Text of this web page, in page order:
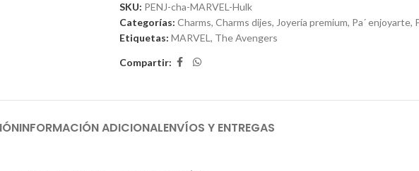
SKU: PENJ-cha-MARVEL-Hulk
Categorías: Charms, Charms dijes, Joyería premium, Pa´ enjoyarte,
Etiquetas: MARVEL , The Avengers
Compartir:
INFORMACIÓN ADICIONALENVÍOS Y ENTREGAS